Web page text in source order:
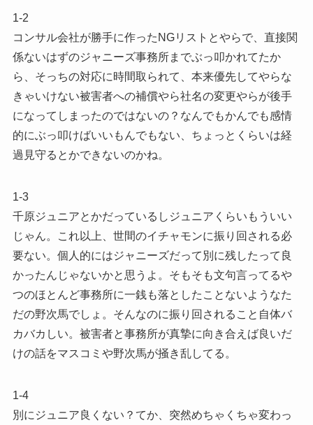
1-2
コンサル会社が勝手に作ったNGリストとやらで、直接関
係ないはずのジャニーズ事務所までぶっ叩かれてたか
ら、そっちの対応に時間取られて、本来優先してやらな
きゃいけない被害者への補償やら社名の変更やらが後手
になってしまったのではないの？なんでもかんでも感情
的にぶっ叩けばいいもんでもない、ちょっとくらいは経
過見守るとかできないのかね。
1-3
千原ジュニアとかだっているしジュニアくらいもういい
じゃん。これ以上、世間のイチャモンに振り回される必
要ない。個人的にはジャニーズだって別に残したって良
かったんじゃないかと思うよ。そもそも文句言ってるや
つのほとんど事務所に一銭も落としたことないようなた
だの野次馬でしょ。そんなのに振り回されること自体バ
カバカしい。被害者と事務所が真摯に向き合えば良いだ
けの話をマスコミや野次馬が掻き乱してる。
1-4
別にジュニア良くない？てか、突然めちゃくちゃ変わっ